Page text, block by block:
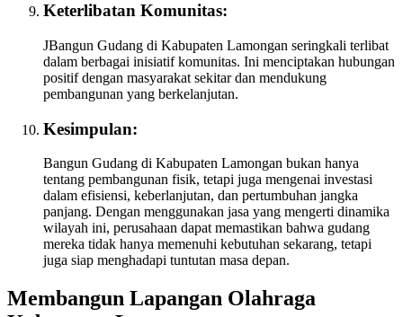
Keterlibatan Komunitas:
JBangun Gudang di Kabupaten Lamongan seringkali terlibat
dalam berbagai inisiatif komunitas. Ini menciptakan hubungan
positif dengan masyarakat sekitar dan mendukung
pembangunan yang berkelanjutan.
Kesimpulan:
Bangun Gudang di Kabupaten Lamongan bukan hanya
tentang pembangunan fisik, tetapi juga mengenai investasi
dalam efisiensi, keberlanjutan, dan pertumbuhan jangka
panjang. Dengan menggunakan jasa yang mengerti dinamika
wilayah ini, perusahaan dapat memastikan bahwa gudang
mereka tidak hanya memenuhi kebutuhan sekarang, tetapi
juga siap menghadapi tuntutan masa depan.
Membangun Lapangan Olahraga